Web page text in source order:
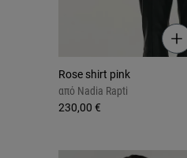
Rose shirt pink
από Nadia Rapti
230,00 €